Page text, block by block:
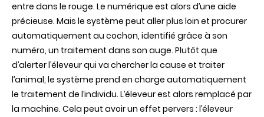
entre dans le rouge. Le numérique est alors d’une aide
précieuse. Mais le système peut aller plus loin et procurer
automatiquement au cochon, identifié grâce à son
numéro, un traitement dans son auge. Plutôt que
d’alerter l’éleveur qui va chercher la cause et traiter
l’animal, le système prend en charge automatiquement
le traitement de l’individu. L’éleveur est alors remplacé par
la machine. Cela peut avoir un effet pervers : l’éleveur